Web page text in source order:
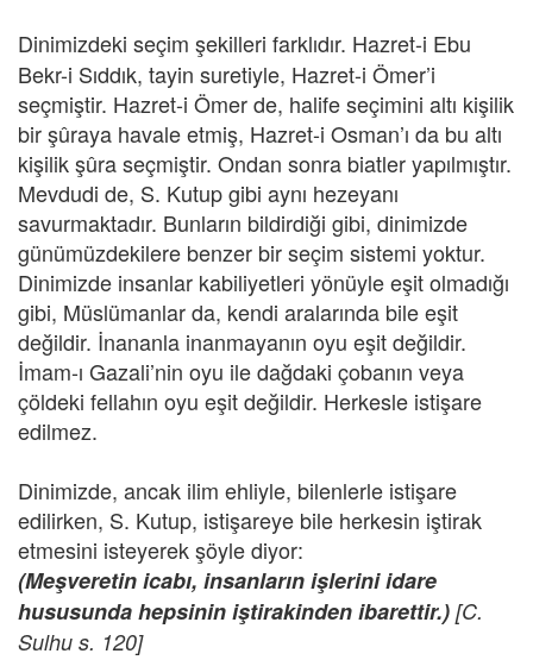
Dinimizdeki seçim şekilleri farklıdır. Hazret-i Ebu
Bekr-i Sıddık, tayin suretiyle, Hazret-i Ömer’i
seçmiştir. Hazret-i Ömer de, halife seçimini altı kişilik
bir şûraya havale etmiş, Hazret-i Osman’ı da bu altı
kişilik şûra seçmiştir. Ondan sonra biatler yapılmıştır.
Mevdudi de, S. Kutup gibi aynı hezeyanı
savurmaktadır. Bunların bildirdiği gibi, dinimizde
günümüzdekilere benzer bir seçim sistemi yoktur.
Dinimizde insanlar kabiliyetleri yönüyle eşit olmadığı
gibi, Müslümanlar da, kendi aralarında bile eşit
değildir. İnananla inanmayanın oyu eşit değildir.
İmam-ı Gazali’nin oyu ile dağdaki çobanın veya
çöldeki fellahın oyu eşit değildir. Herkesle istişare
edilmez.
Dinimizde, ancak ilim ehliyle, bilenlerle istişare
edilirken, S. Kutup, istişareye bile herkesin iştirak
etmesini isteyerek şöyle diyor:
(Meşveretin icabı, insanların işlerini idare
hususunda hepsinin iştirakinden ibarettir.) [C.
Sulhu s. 120]